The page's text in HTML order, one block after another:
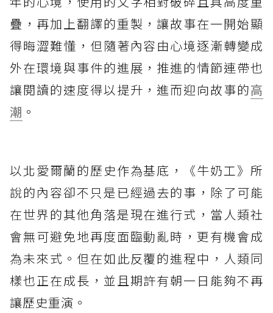
疊，再加上翻譯的重製，讓故事在一開始顯
得晦澀難懂，但隨著內容由心境逐漸轉變成
外在環境與事件的進展，推進的情節連帶也
讓閱讀的速度得以提升，進而迎向故事的高
潮 。
以北愛爾蘭的歷史作為基底，《牛奶工》所
說的內容卻不只是已經過去的事，除了可能
在世界的其他角落是現在進行式，當人類社
會無可避免地再度面臨動亂時，更有機會成
為未來式。但在如此反覆的進程中，人類同
樣也正在成長，並且期許有朝一日能夠不再
讓歷史重演。